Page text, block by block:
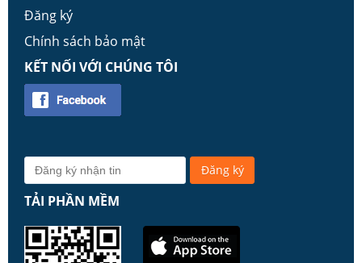
Đăng ký
Chính sách bảo mật
KẾT NỐI VỚI CHÚNG TÔI
TẢI PHẦN MỀM